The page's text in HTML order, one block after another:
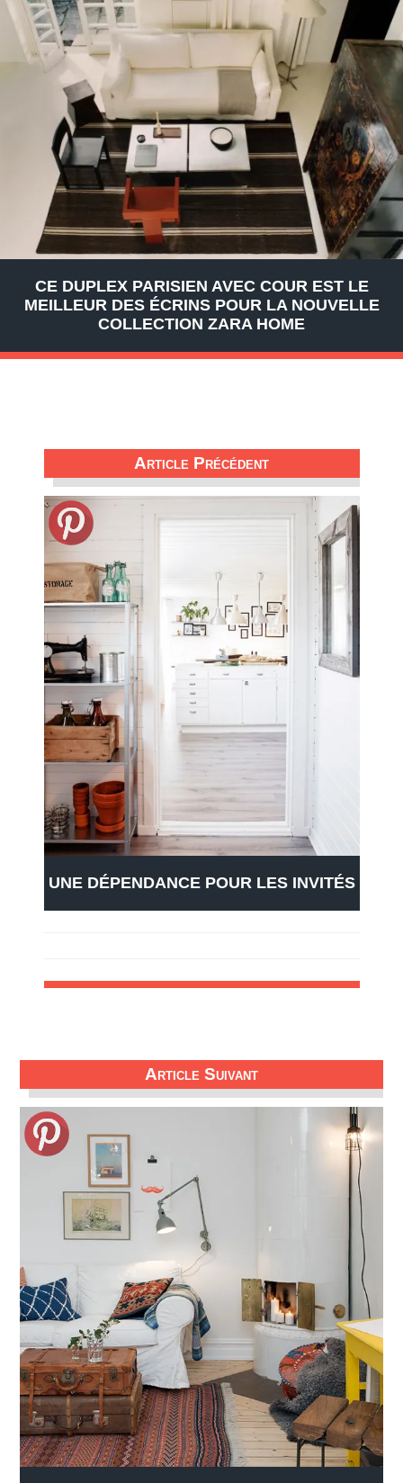
CE DUPLEX PARISIEN AVEC COUR EST LE
MEILLEUR DES ÉCRINS POUR LA NOUVELLE
COLLECTION ZARA HOME
Article Précédent
UNE DÉPENDANCE POUR LES INVITÉS
Article Suivant